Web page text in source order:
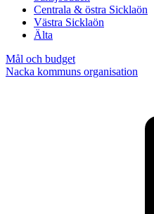
Centrala & östra Sicklaön
Västra Sicklaön
Älta
Mål och budget
Nacka kommuns organisation